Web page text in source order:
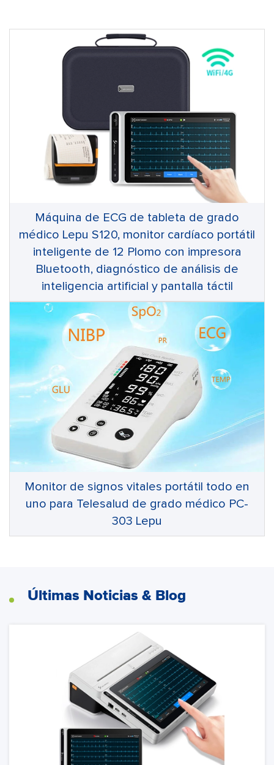
Máquina de ECG de tableta de grado
médico Lepu S120, monitor cardíaco portátil
inteligente de 12 Plomo con impresora
Bluetooth, diagnóstico de análisis de
inteligencia artificial y pantalla táctil
Monitor de signos vitales portátil todo en
uno para Telesalud de grado médico PC-
303 Lepu
Últimas Noticias & Blog